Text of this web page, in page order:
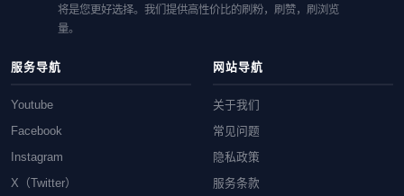
将是您更好选择。我们提供高性价比的刷粉，刷赞，刷浏览
量。
服务导航
Youtube
Facebook
Instagram
X（Twitter）
网站导航
关于我们
常见问题
隐私政策
服务条款